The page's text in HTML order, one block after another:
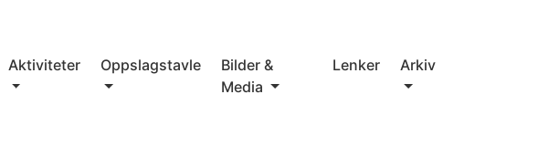
Aktiviteter Oppslagstavle
Bilder &
Media
Lenker Arkiv